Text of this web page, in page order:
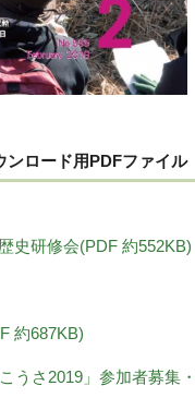
ンロード用PDFファイル
史研修会(PDF 約552KB)
約687KB)
うさ2019」参加者募集